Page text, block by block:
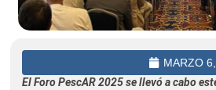
MARZO
El Foro PescAR 2025 se llevó a cabo